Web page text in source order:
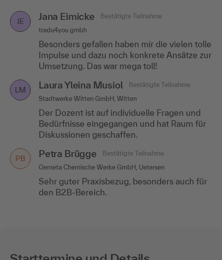
JE Jana Eimicke
Bestätigte Teilnahme
tradu4you gmbh
Besonders gefallen haben mir die vielen tolle
Impulse und dazu noch konkrete Ansätze zur
Umsetzung. Das war mega toll!
LM Laura Yleina Musiol
Bestätigte Teilnahme
Stadtwerke Witten GmbH, Witten
Der Dozent ist auf individuelle Fragen und
Bedürfnisse eingegangen und hat Raum für
Diskussionen geschaffen.
PB Petra Brügge
Bestätigte Teilnahme
Oemeta Chemische Werke GmbH, Uetersen
Sehr guter Praxisbezug, besonders auch für
den B2B-Bereich.